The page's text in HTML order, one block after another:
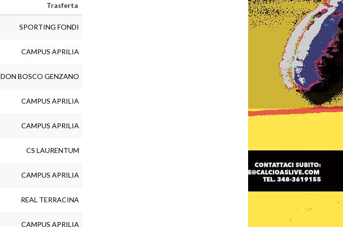
Trasferta
SPORTING FONDI
CAMPUS APRILIA
DON BOSCO GENZANO
CAMPUS APRILIA
CAMPUS APRILIA
CS LAURENTUM
CAMPUS APRILIA
REAL TERRACINA
CAMPUS APRILIA